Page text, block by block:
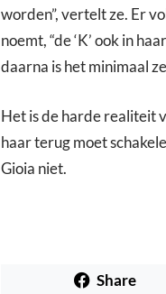
worden”, vertelt ze. Er
noemt, “de ‘K’ ook in
daarna is het minimaal
Het is de harde realiteit
haar terug moet
Gioia niet.
Share